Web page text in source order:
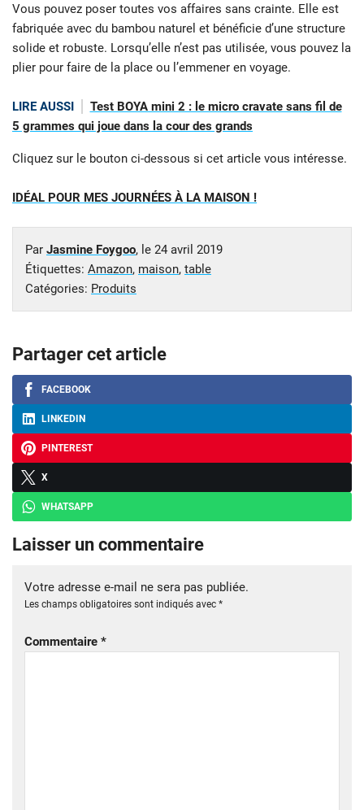
Vous pouvez poser toutes vos affaires sans crainte. Elle est
fabriquée avec du bambou naturel et bénéficie d’une structure
solide et robuste. Lorsqu’elle n’est pas utilisée, vous pouvez la
plier pour faire de la place ou l’emmener en voyage.
LIRE AUSSI
Test BOYA mini 2 : le micro cravate sans fil de
5 grammes qui joue dans la cour des grands
Cliquez sur le bouton ci-dessous si cet article vous intéresse.
IDÉAL POUR MES JOURNÉES À LA MAISON !
Par Jasmine Foygoo, le 24 avril 2019
Étiquettes: Amazon, maison, table
Catégories: Produits
Partager cet article
FACEBOOK
LINKEDIN
PINTEREST
X
WHATSAPP
Laisser un commentaire
Votre adresse e-mail ne sera pas publiée.
Les champs obligatoires sont indiqués avec *
Commentaire *